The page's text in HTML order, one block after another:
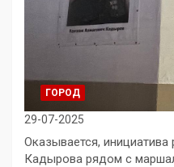
ГОРОД
29-07-2025
Оказывается, инициатива
Кадырова рядом с